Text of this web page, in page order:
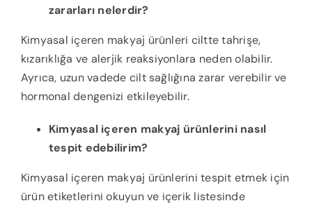
zararları nelerdir?
Kimyasal içeren makyaj ürünleri ciltte tahrişe,
kızarıklığa ve alerjik reaksiyonlara neden olabilir.
Ayrıca, uzun vadede cilt sağlığına zarar verebilir ve
hormonal dengenizi etkileyebilir.
Kimyasal içeren makyaj ürünlerini nasıl
tespit edebilirim?
Kimyasal içeren makyaj ürünlerini tespit etmek için
ürün etiketlerini okuyun ve içerik listesinde